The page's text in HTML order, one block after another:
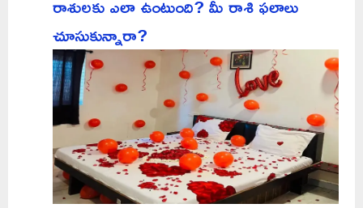
చూసుకున్నారా?